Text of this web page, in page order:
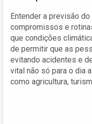
Entender a previsão
compromissos e
que condições
de permitir que as
evitando acidentes e
vital não só para o dia
como agricultura,